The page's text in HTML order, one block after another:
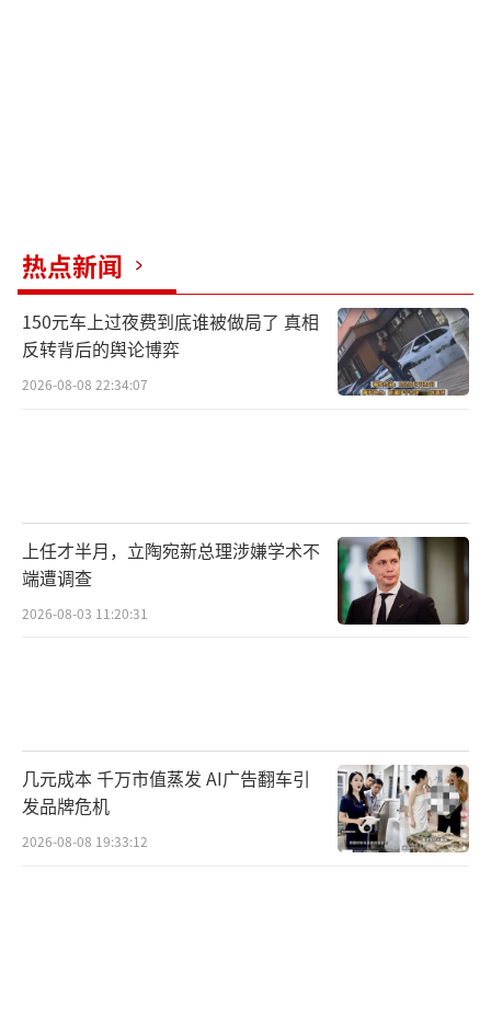
国航等航司代表组成的文艺团队献上精彩演
出，改编版《情字最大》温情脉脉，《好运
来》《恭喜发财》喜庆欢腾，《奢香夫人》
《冬天里的一把火》等歌曲串烧点燃全场气
氛。青年员工统一佩戴红色围脖，手持灯笼与
巡游结束后，非遗市集在舞台边热闹开
热点新闻
150元车上过夜费到底谁被做局了 真相
反转背后的舆论博弈
2026-08-08 22:34:07
上任才半月，立陶宛新总理涉嫌学术不
端遭调查
2026-08-03 11:20:31
几元成本 千万市值蒸发 AI广告翻车引
发品牌危机
2026-08-08 19:33:12